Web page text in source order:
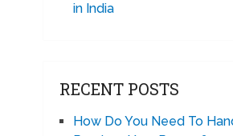
in India
RECENT POSTS
How Do You Need To